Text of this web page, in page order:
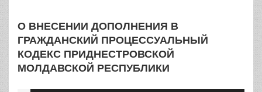
О ВНЕСЕНИИ ДОПОЛНЕНИЯ В
ГРАЖДАНСКИЙ ПРОЦЕССУАЛЬНЫЙ
КОДЕКС ПРИДНЕСТРОВСКОЙ
МОЛДАВСКОЙ РЕСПУБЛИКИ